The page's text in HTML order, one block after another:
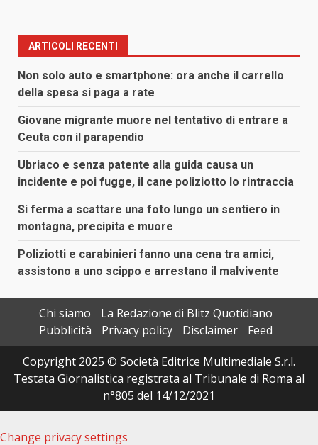
ARTICOLI RECENTI
Non solo auto e smartphone: ora anche il carrello
della spesa si paga a rate
Giovane migrante muore nel tentativo di entrare a
Ceuta con il parapendio
Ubriaco e senza patente alla guida causa un
incidente e poi fugge, il cane poliziotto lo rintraccia
Si ferma a scattare una foto lungo un sentiero in
montagna, precipita e muore
Poliziotti e carabinieri fanno una cena tra amici,
assistono a uno scippo e arrestano il malvivente
Chi siamo
La Redazione di Blitz Quotidiano
Pubblicità
Privacy policy Disclaimer
Feed
Copyright 2025 © Società Editrice Multimediale S.r.l.
Testata Giornalistica registrata al Tribunale di Roma al
n°805 del 14/12/2021
Change privacy settings